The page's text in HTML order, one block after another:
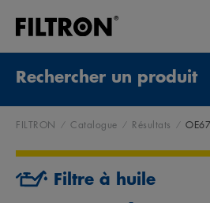
Rechercher un produit
FILTRON Catalogue Résultats
Filtre à huile